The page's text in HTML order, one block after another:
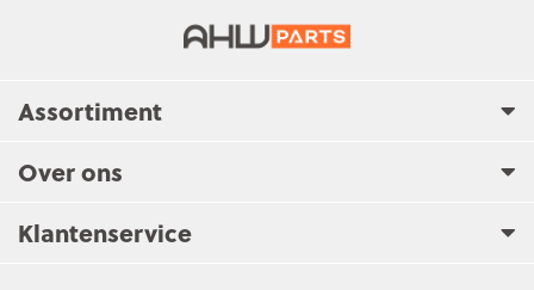
Assortiment
Over ons
Klantenservice